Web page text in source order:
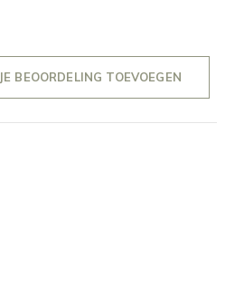
JE BEOORDELING TOEVOEGEN